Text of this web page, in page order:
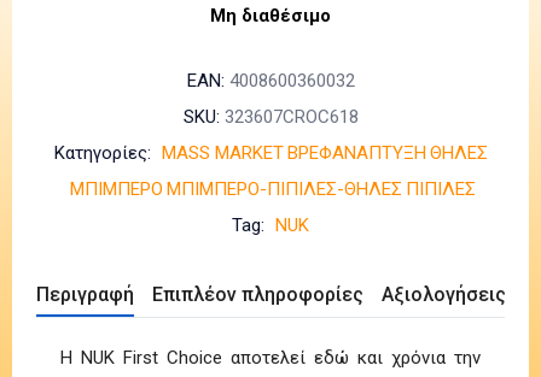
Μη διαθέσιμο
EAN: 4008600360032
SKU: 323607CROC618
Κατηγορίες: MASS MARKETΒΡΕΦΑΝΑΠΤΥΞΗ ΘΗΛΕΣ
ΜΠΙΜΠΕΡΟ ΜΠΙΜΠΕΡΟ-ΠΙΠΙΛΕΣ-ΘΗΛΕΣ ΠΙΠΙΛΕΣ
Tag: NUK
Περιγραφή Επιπλέον πληροφορίες Αξιολογήσεις (0)
Η NUK First Choice αποτελεί εδώ και χρόνια την